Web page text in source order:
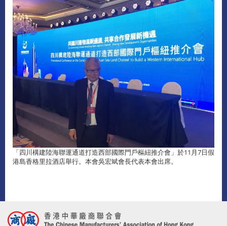
「四川構建陸海聯運通道打造西部國際門戶樞紐推介會」於11月7日假
港島香格里拉酒店舉行。本會吳宏斌會長代表本會出席。